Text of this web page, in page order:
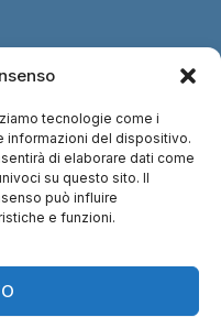
tecnologie come i
informazioni del dispositivo.
di elaborare dati come
su questo sito. Il
può influire
e funzioni.
SU: